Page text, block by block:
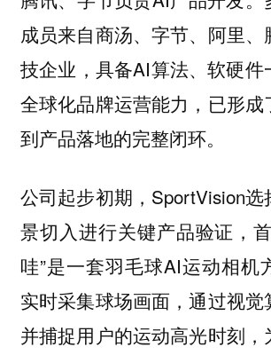
成员来自商汤、字节、阿里
技企业，具备AI算法、软硬件
全球化品牌运营能力，已形成
到产品落地的完整闭环。
公司起步初期，SportVision
景切入进行关键产品验证，
哇”是一套羽毛球AI运动相机
实时采集球场画面，通过视觉
并捕捉用户的运动高光时刻，